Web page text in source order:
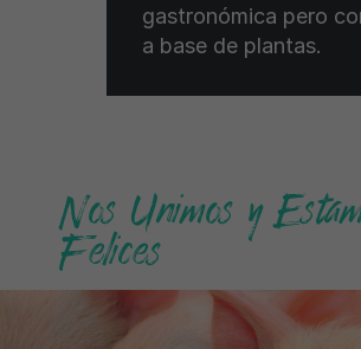
gastronómica pero
a base de plantas.
Nos Unimos y
Felices